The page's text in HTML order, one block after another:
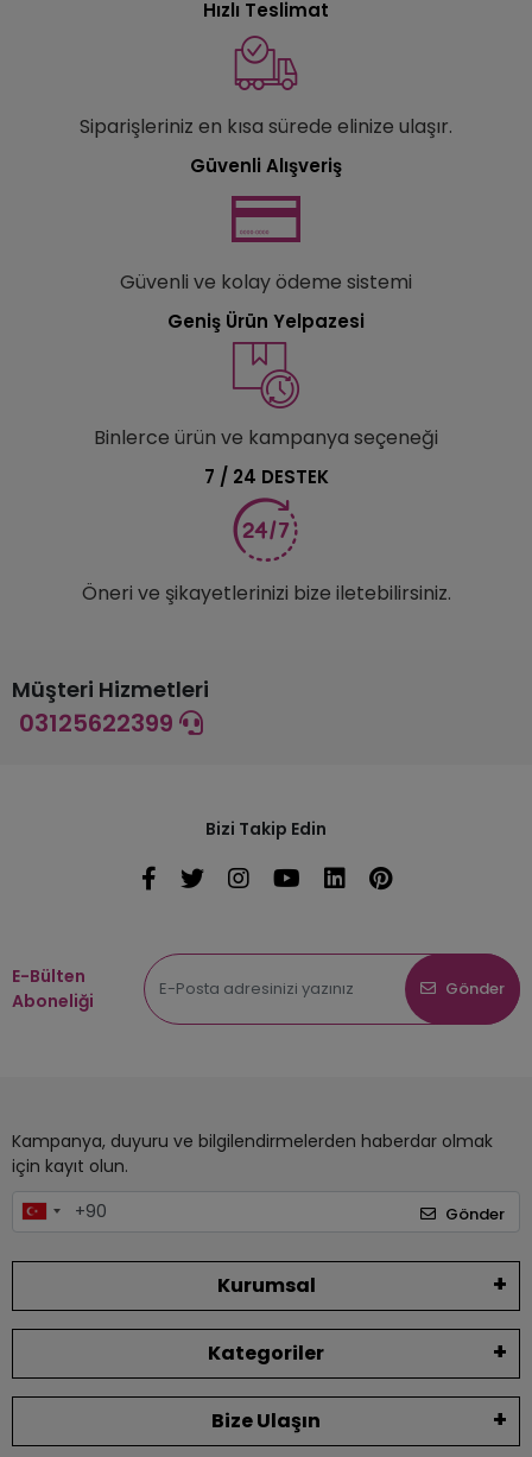
Hızlı Teslimat
Siparişleriniz en kısa sürede elinize ulaşır.
Güvenli Alışveriş
Güvenli ve kolay ödeme sistemi
Geniş Ürün Yelpazesi
Binlerce ürün ve kampanya seçeneği
7 / 24 DESTEK
Öneri ve şikayetlerinizi bize iletebilirsiniz.
Müşteri Hizmetleri
03125622399
Bizi Takip Edin
E-Bülten
Aboneliği
Gönder
Kampanya, duyuru ve bilgilendirmelerden haberdar olmak
için kayıt olun.
Gönder
Kurumsal
Kategoriler
Bize Ulaşın